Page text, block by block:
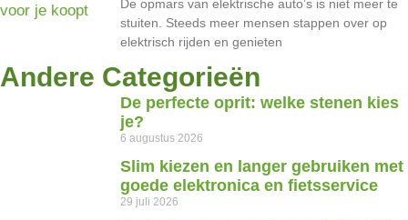
De opmars van elektrische auto’s is niet meer te
stuiten. Steeds meer mensen stappen over op
elektrisch rijden en genieten
Andere Categorieën
De perfecte oprit: welke stenen kies
je?
6 augustus 2026
Slim kiezen en langer gebruiken met
goede elektronica en fietsservice
29 juli 2026